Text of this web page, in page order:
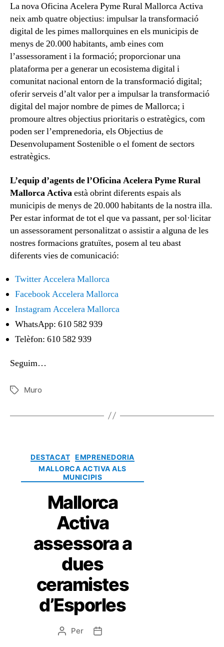
La nova Oficina Acelera Pyme Rural Mallorca Activa
neix amb quatre objectius: impulsar la transformació
digital de les pimes mallorquines en els municipis de
menys de 20.000 habitants, amb eines com
l’assessorament i la formació; proporcionar una
plataforma per a generar un ecosistema digital i
comunitat nacional entorn de la transformació digital;
oferir serveis d’alt valor per a impulsar la transformació
digital del major nombre de pimes de Mallorca; i
promoure altres objectius prioritaris o estratègics, com
poden ser l’emprenedoria, els Objectius de
Desenvolupament Sostenible o el foment de sectors
estratègics.
L’equip d’agents de l’Oficina Acelera Pyme Rural
Mallorca Activaestà obrint diferents espais als
municipis de menys de 20.000 habitants de la nostra illa.
Per estar informat de tot el que va passant, per sol·licitar
un assessorament personalitzat o assistir a alguna de les
nostres formacions gratuïtes, posem al teu abast
diferents vies de comunicació:
Twitter Accelera Mallorca
Facebook Accelera Mallorca
Instagram Accelera Mallorca
WhatsApp: 610 582 939
Telèfon: 610 582 939
Seguim…
Muro
DESTACAT
EMPRENEDORIA
MALLORCA ACTIVA ALS
MUNICIPIS
Mallorca
Activa
assessora a
dues
ceramistes
d’Esporles
Per